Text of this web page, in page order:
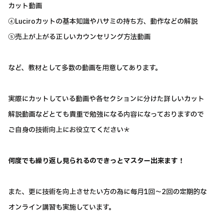
カット動画
④Luciroカットの基本知識やハサミの持ち方、動作などの解説
⑤売上が上がる正しいカウンセリング方法動画
など、教材として多数の動画を用意してあります。
実際にカットしている動画や各セクションに分けた詳しいカット
解説動画などとても貴重で勉強になる内容になっておりますので
ご自身の技術向上にお役立てください＊
何度でも繰り返し見られるのできっとマスター出来ます！
また、更に技術を向上させたい方の為に毎月1回～2回の定期的な
オンライン講習も実施しています。